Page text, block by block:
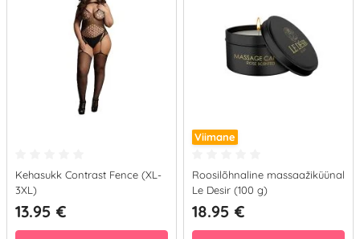
Kehasukk Contrast Fence (XL-
3XL)
13.95 €
Viimane
Roosilõhnaline massaažiküünal
Le Desir (100 g)
18.95 €